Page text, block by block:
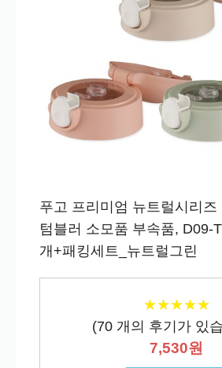
푸고 프리미엄 뉴트럴시리즈
텀블러 소모품 부속품, D09-
개+패킹세트_뉴트럴그린
★★★★★
★★★★★
(70 개의 후기가 있
7,530원